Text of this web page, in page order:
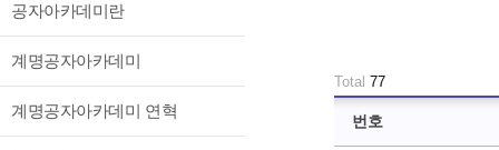
지원받아 양질의 중국어교육
공자아카데미란
계명공자아카데미
계명공자아카데미 연혁
Total 77
번호